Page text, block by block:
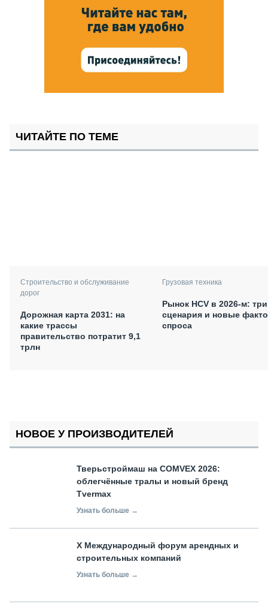
ЧИТАЙТЕ ПО ТЕМЕ
Строительство и обслуживание
дорог
Дорожная карта 2031: на
какие трассы
правительство потратит 9,1
трлн
Грузовая техника
Рынок HCV в 2026-м: три
сценария и новые
спроса
НОВОЕ У ПРОИЗВОДИТЕЛЕЙ
Тверьстроймаш на COMVEX 2026:
облегчённые тралы и новый бренд
Tvermax
Узнать больше →
X Международный форум арендных и
строительных компаний
Узнать больше →